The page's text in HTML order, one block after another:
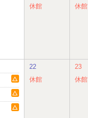
休館
休館
22
休館
23
休館